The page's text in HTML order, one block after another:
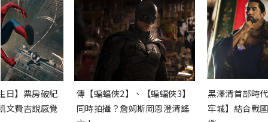
日】票房破紀
文費吉說感覺
傳【蝙蝠俠2】、【蝙蝠俠3】
同時拍攝？詹姆斯岡恩澄清謠
黑澤清首部時
牢城】結合戰